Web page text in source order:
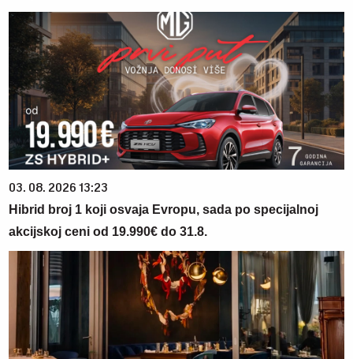
03. 08. 2026 13:23
Hibrid broj 1 koji osvaja Evropu, sada po specijalnoj
akcijskoj ceni od 19.990€ do 31.8.